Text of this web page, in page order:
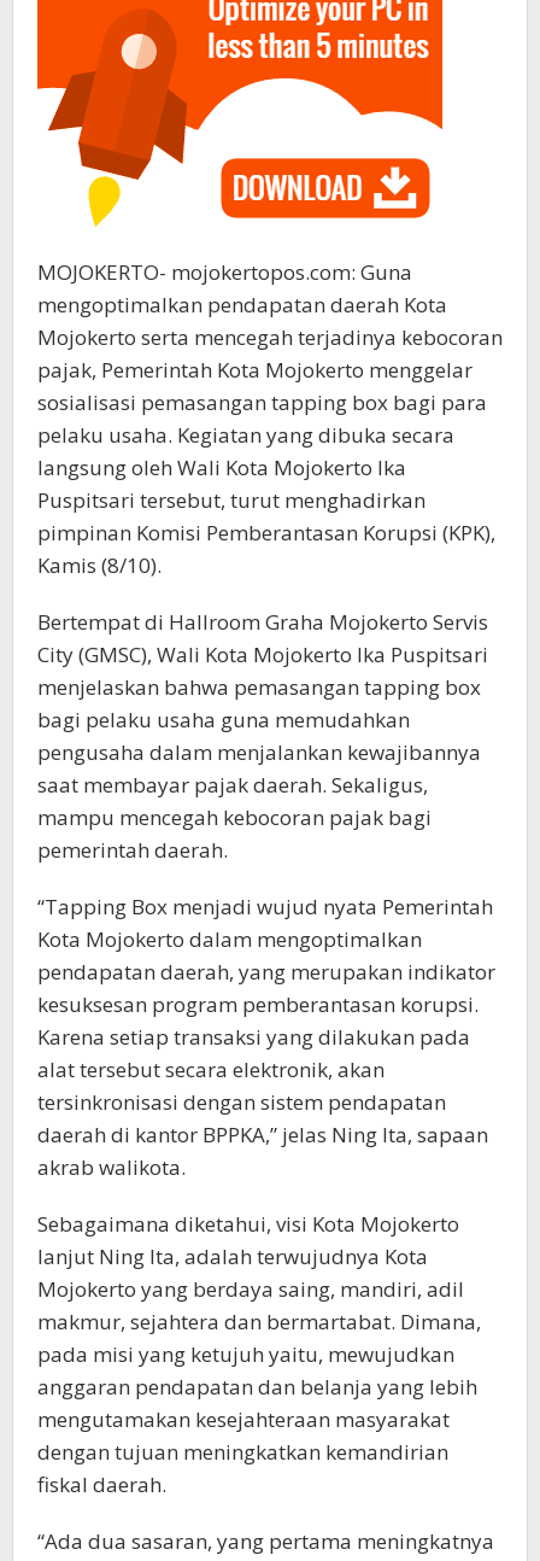
MOJOKERTO- mojokertopos.com: Guna
mengoptimalkan pendapatan daerah Kota
Mojokerto serta mencegah terjadinya kebocoran
pajak, Pemerintah Kota Mojokerto menggelar
sosialisasi pemasangan tapping box bagi para
pelaku usaha. Kegiatan yang dibuka secara
langsung oleh Wali Kota Mojokerto Ika
Puspitsari tersebut, turut menghadirkan
pimpinan Komisi Pemberantasan Korupsi (KPK),
Kamis (8/10).
Bertempat di Hallroom Graha Mojokerto Servis
City (GMSC), Wali Kota Mojokerto Ika Puspitsari
menjelaskan bahwa pemasangan tapping box
bagi pelaku usaha guna memudahkan
pengusaha dalam menjalankan kewajibannya
saat membayar pajak daerah. Sekaligus,
mampu mencegah kebocoran pajak bagi
pemerintah daerah.
“Tapping Box menjadi wujud nyata Pemerintah
Kota Mojokerto dalam mengoptimalkan
pendapatan daerah, yang merupakan indikator
kesuksesan program pemberantasan korupsi.
Karena setiap transaksi yang dilakukan pada
alat tersebut secara elektronik, akan
tersinkronisasi dengan sistem pendapatan
daerah di kantor BPPKA,” jelas Ning Ita, sapaan
akrab walikota.
Sebagaimana diketahui, visi Kota Mojokerto
lanjut Ning Ita, adalah terwujudnya Kota
Mojokerto yang berdaya saing, mandiri, adil
makmur, sejahtera dan bermartabat. Dimana,
pada misi yang ketujuh yaitu, mewujudkan
anggaran pendapatan dan belanja yang lebih
mengutamakan kesejahteraan masyarakat
dengan tujuan meningkatkan kemandirian
fiskal daerah.
“Ada dua sasaran, yang pertama meningkatnya